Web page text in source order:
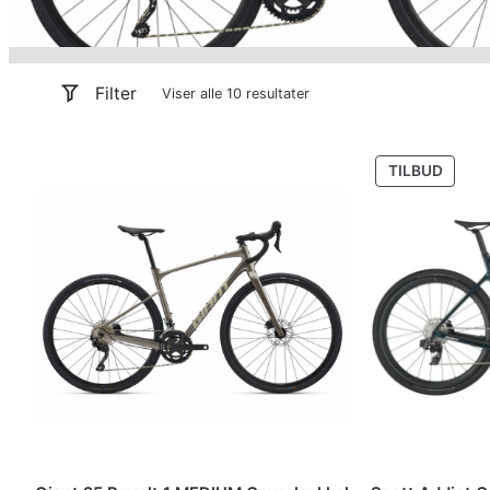
Filter Viser alle 10 resultater
TILBUD
PÅ